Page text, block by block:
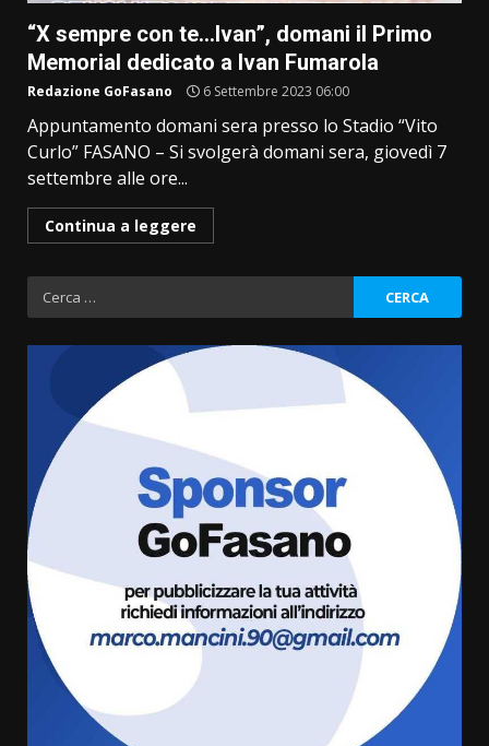
“X sempre con te…Ivan”, domani il Primo
Memorial dedicato a Ivan Fumarola
Redazione GoFasano 6 Settembre 2023 06:00
Appuntamento domani sera presso lo Stadio “Vito
Curlo” FASANO – Si svolgerà domani sera, giovedì 7
settembre alle ore...
Continua a leggere
Ricerca
per:
Savelletri in festa, domani sera
grande spettacolo con Uccio De
8 Agosto 2026 07:30
Politiche Giovanili e Mobilità
Sostenibile: premiati gli studenti
universitari del bando “La strada
giusta”